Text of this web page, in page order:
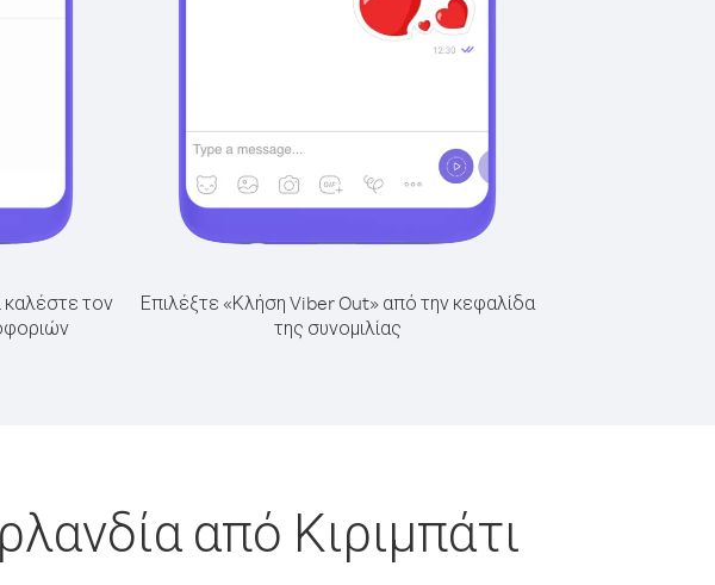
καλέστε τον
Επιλέξτε «Κλήση Viber Out» από την κεφαλίδα
της συνομιλίας
από Κιριμπάτι